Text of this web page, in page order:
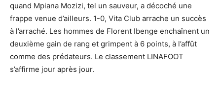
quand Mpiana Mozizi, tel un sauveur, a décoché une
frappe venue d’ailleurs. 1-0, Vita Club arrache un succès
à l’arraché. Les hommes de Florent Ibenge enchaînent un
deuxième gain de rang et grimpent à 6 points, à l’affût
comme des prédateurs. Le classement LINAFOOT
s’affirme jour après jour.